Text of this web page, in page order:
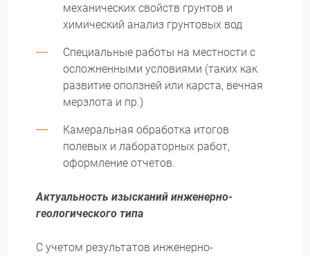
механических свойств грунтов и
химический анализ грунтовых вод
Специальные работы на местности с
осложненными условиями (таких как
развитие оползней или карста, вечная
мерзлота и пр.)
Камеральная обработка итогов
полевых и лабораторных работ,
оформление отчетов.
Актуальность изысканий инженерно-
геологического типа
С учетом результатов инженерно-